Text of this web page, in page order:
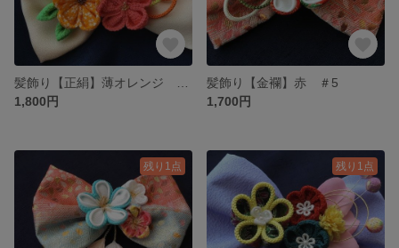
1,800円
髪飾り【金襴】赤 ＃5
1,700円
残り1点 残り1点